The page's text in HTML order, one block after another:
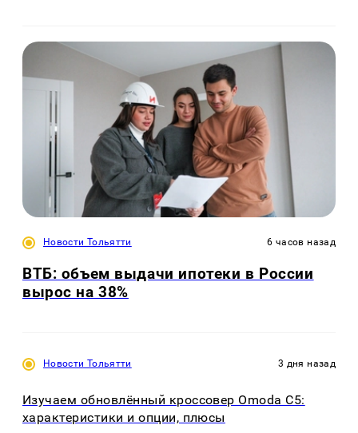
Новости Тольятти 6 часов назад
ВТБ: объем выдачи ипотеки в России
вырос на 38%
Новости Тольятти 3 дня назад
Изучаем обновлённый кроссовер Omoda C5:
характеристики и опции, плюсы